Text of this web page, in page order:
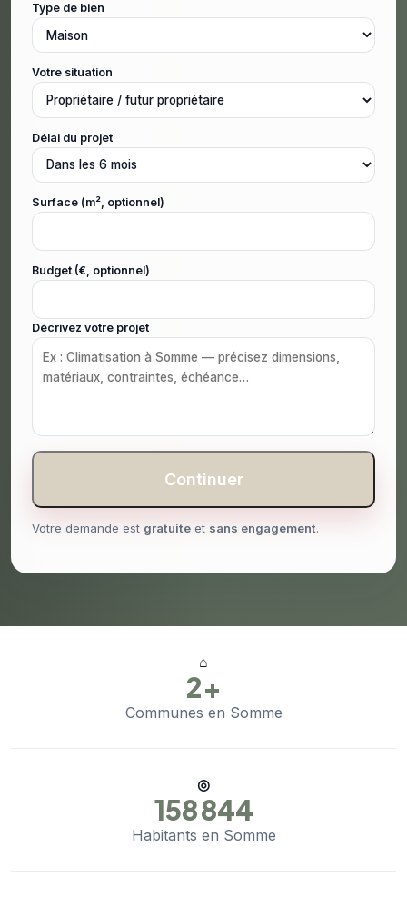
Type de bien
Votre situation
Délai du projet
Surface (m², optionnel)
Budget (€, optionnel)
Décrivez votre projet
Continuer
Votre demande est gratuite et sans engagement.
⌂
2+
Communes en Somme
◎
158 844
Habitants en Somme